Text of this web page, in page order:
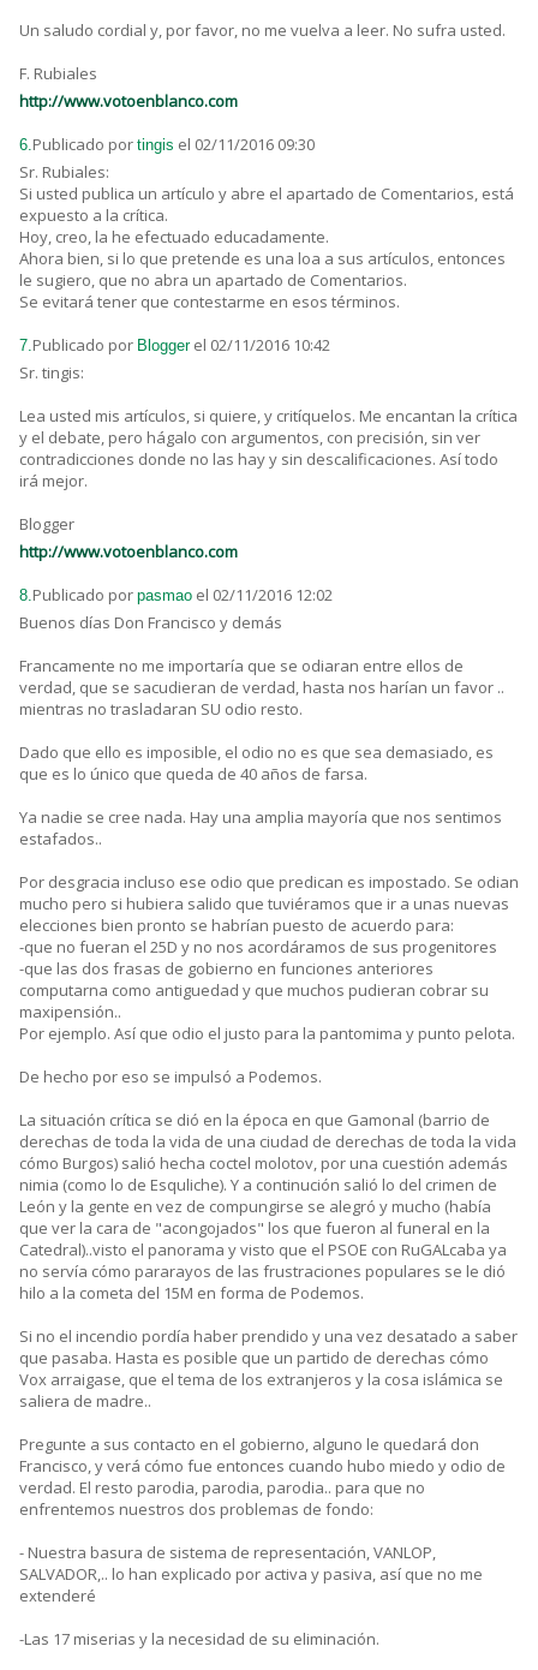
Un saludo cordial y, por favor, no me vuelva a leer. No sufra usted.
F. Rubiales
http://www.votoenblanco.com
6.Publicado por tingis el 02/11/2016 09:30
Sr. Rubiales:
Si usted publica un artículo y abre el apartado de Comentarios, está
expuesto a la crítica.
Hoy, creo, la he efectuado educadamente.
Ahora bien, si lo que pretende es una loa a sus artículos, entonces
le sugiero, que no abra un apartado de Comentarios.
Se evitará tener que contestarme en esos términos.
7.Publicado por Blogger el 02/11/2016 10:42
Sr. tingis:
Lea usted mis artículos, si quiere, y critíquelos. Me encantan la crítica
y el debate, pero hágalo con argumentos, con precisión, sin ver
contradicciones donde no las hay y sin descalificaciones. Así todo
irá mejor.
Blogger
http://www.votoenblanco.com
8.Publicado por pasmao el 02/11/2016 12:02
Buenos días Don Francisco y demás
Francamente no me importaría que se odiaran entre ellos de
verdad, que se sacudieran de verdad, hasta nos harían un favor ..
mientras no trasladaran SU odio resto.
Dado que ello es imposible, el odio no es que sea demasiado, es
que es lo único que queda de 40 años de farsa.
Ya nadie se cree nada. Hay una amplia mayoría que nos sentimos
estafados..
Por desgracia incluso ese odio que predican es impostado. Se odian
mucho pero si hubiera salido que tuviéramos que ir a unas nuevas
elecciones bien pronto se habrían puesto de acuerdo para:
-que no fueran el 25D y no nos acordáramos de sus progenitores
-que las dos frasas de gobierno en funciones anteriores
computarna como antiguedad y que muchos pudieran cobrar su
maxipensión..
Por ejemplo. Así que odio el justo para la pantomima y punto pelota.
De hecho por eso se impulsó a Podemos.
La situación crítica se dió en la época en que Gamonal (barrio de
derechas de toda la vida de una ciudad de derechas de toda la vida
cómo Burgos) salió hecha coctel molotov, por una cuestión además
nimia (como lo de Esquliche). Y a continución salió lo del crimen de
León y la gente en vez de compungirse se alegró y mucho (había
que ver la cara de "acongojados" los que fueron al funeral en la
Catedral)..visto el panorama y visto que el PSOE con RuGALcaba ya
no servía cómo pararayos de las frustraciones populares se le dió
hilo a la cometa del 15M en forma de Podemos.
Si no el incendio pordía haber prendido y una vez desatado a saber
que pasaba. Hasta es posible que un partido de derechas cómo
Vox arraigase, que el tema de los extranjeros y la cosa islámica se
saliera de madre..
Pregunte a sus contacto en el gobierno, alguno le quedará don
Francisco, y verá cómo fue entonces cuando hubo miedo y odio de
verdad. El resto parodia, parodia, parodia.. para que no
enfrentemos nuestros dos problemas de fondo:
- Nuestra basura de sistema de representación, VANLOP,
SALVADOR,.. lo han explicado por activa y pasiva, así que no me
extenderé
-Las 17 miserias y la necesidad de su eliminación.